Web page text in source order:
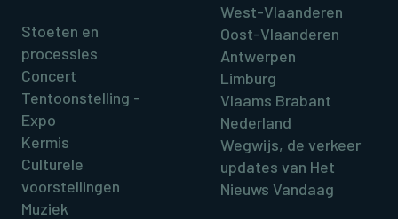
Stoeten en
processies
Concert
Tentoonstelling -
Expo
Kermis
Culturele
voorstellingen
Muziek
West-Vlaanderen
Oost-Vlaanderen
Antwerpen
Limburg
Vlaams Brabant
Nederland
Wegwijs, de verkeer
updates van Het
Nieuws Vandaag